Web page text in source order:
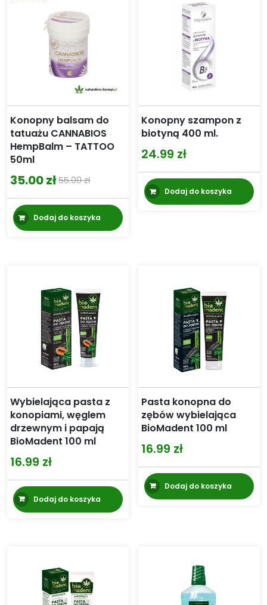
Konopny balsam do
tatuażu CANNABIOS
HempBalm – TATTOO
50ml
55.00zł
Pierwotna
cena
wynosiła:
35.00zł
Aktualna
cena
wynosi:Dodaj do koszyka
Konopny szampon z
biotyną 400 ml.
24.99 zł
Dodaj do koszyka
Wybielająca pasta z
konopiami, węglem
drzewnym i papają
BioMadent 100 ml
16.99 zł
Dodaj do koszyka
Pasta konopna do
zębów wybielająca
BioMadent 100 ml
16.99 zł
Dodaj do koszyka